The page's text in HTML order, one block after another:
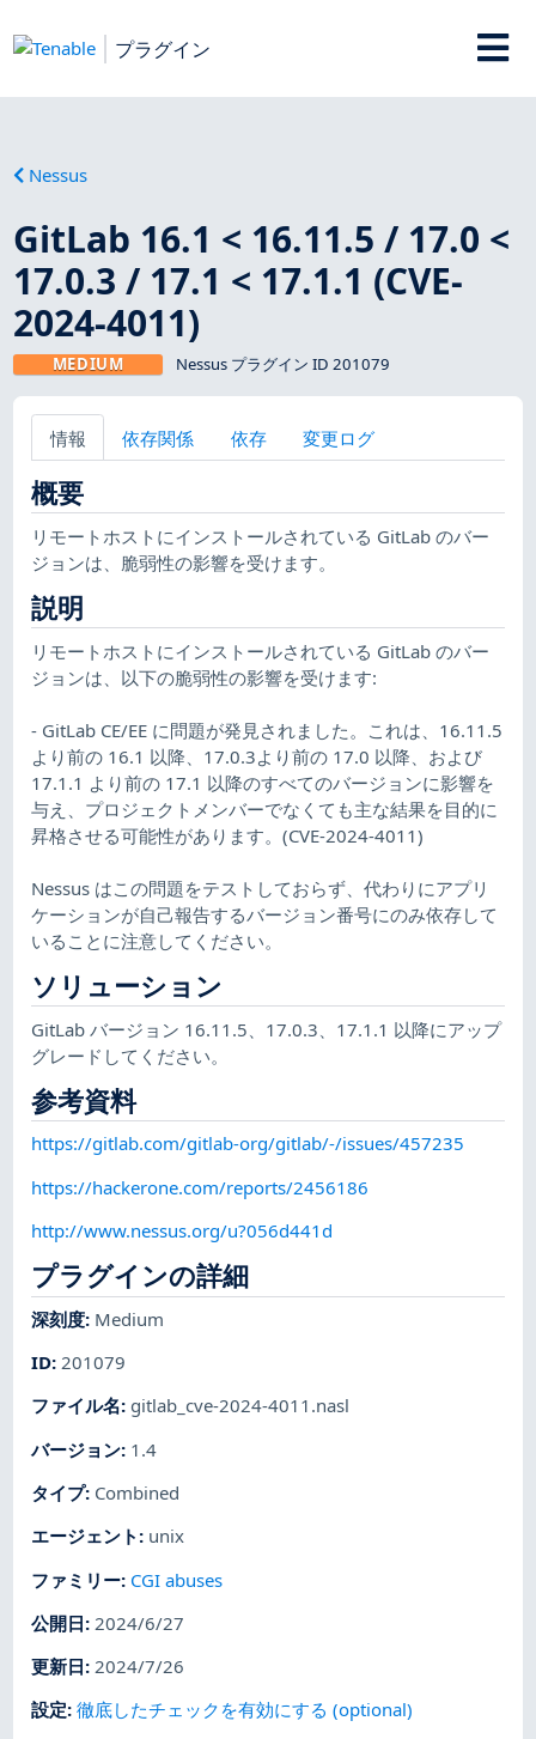
プラグイン
Nessus
GitLab 16.1 < 16.11.5 / 17.0 <
17.0.3 / 17.1 < 17.1.1 (CVE-
2024-4011)
MEDIUM Nessus プラグイン ID 201079
情報 依存関係 依存 変更ログ
概要
リモートホストにインストールされている GitLab のバー
ジョンは、脆弱性の影響を受けます。
説明
リモートホストにインストールされている GitLab のバー
ジョンは、以下の脆弱性の影響を受けます:
- GitLab CE/EE に問題が発見されました。これは、16.11.5
より前の 16.1 以降、17.0.3より前の 17.0 以降、および
17.1.1 より前の 17.1 以降のすべてのバージョンに影響を
与え、プロジェクトメンバーでなくても主な結果を目的に
昇格させる可能性があります。(CVE-2024-4011)
Nessus はこの問題をテストしておらず、代わりにアプリ
ケーションが自己報告するバージョン番号にのみ依存して
いることに注意してください。
ソリューション
GitLab バージョン 16.11.5、17.0.3、17.1.1 以降にアップ
グレードしてください。
参考資料
https://gitlab.com/gitlab-org/gitlab/-/issues/457235
https://hackerone.com/reports/2456186
http://www.nessus.org/u?056d441d
プラグインの詳細
深刻度: Medium
ID:201079
ファイル名: gitlab_cve-2024-4011.nasl
バージョン: 1.4
タイプ: Combined
エージェント : unix
ファミリー: CGI abuses
公開日: 2024/6/27
更新日:2024/7/26
設定:徹底したチェックを有効にする (optional)